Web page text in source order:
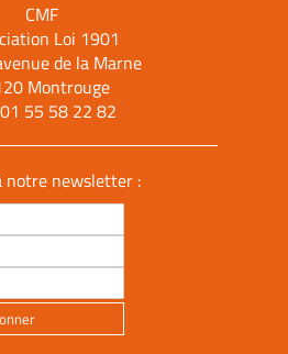
CMF
Loi 1901
de la Marne
Montrouge
01 55 58 22 82
notre newsletter :